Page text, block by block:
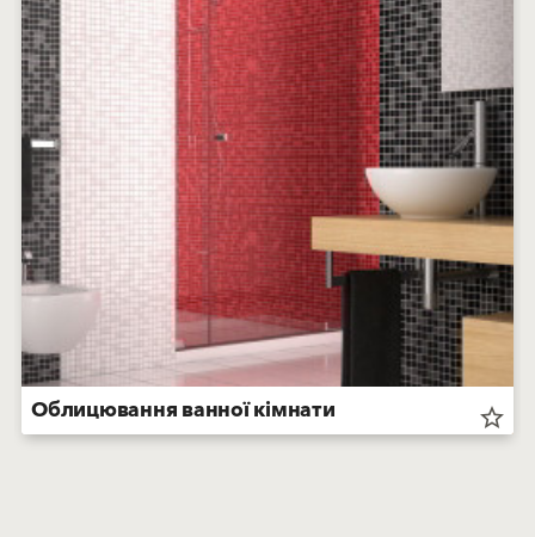
Облицювання ванної кімнати star_border